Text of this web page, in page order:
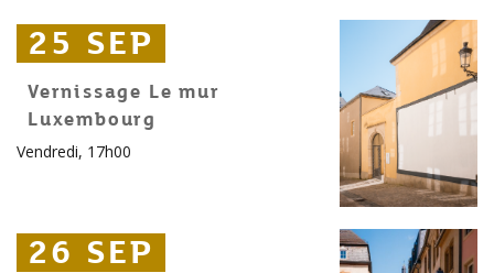
25 SEP
25 SEP
25 SEP
Vernissage Le mur
Luxembourg
Vendredi, 17h00
26 SEP
26 SEP
26 SEP